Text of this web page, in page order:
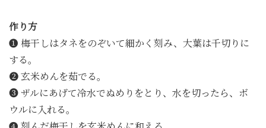
作り方
❶ 梅干しはタネをのぞいて細かく刻み、大葉は千切りに
する。
❷ 玄米めんを茹でる。
❸ ザルにあげて冷水でぬめりをとり、水を切ったら、ボ
ウルに入れる。